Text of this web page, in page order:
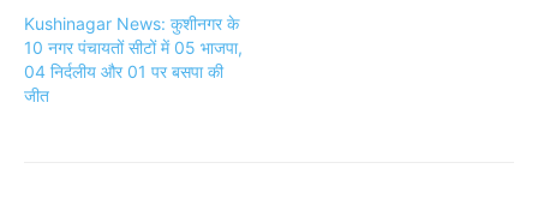
Kushinagar News: कुशीनगर के
10 नगर पंचायतों सीटों में 05 भाजपा,
04 निर्दलीय और 01 पर बसपा की
जीत